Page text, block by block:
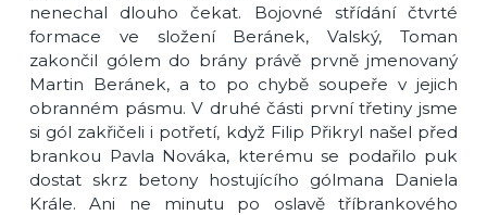
nenechal dlouho čekat. Bojovné střídání čtvrté
formace ve složení Beránek, Valský, Toman
zakončil gólem do brány právě prvně jmenovaný
Martin Beránek, a to po chybě soupeře v jejich
obranném pásmu. V druhé části první třetiny jsme
si gól zakřičeli i potřetí, když Filip Přikryl našel před
brankou Pavla Nováka, kterému se podařilo puk
dostat skrz betony hostujícího gólmana Daniela
Krále. Ani ne minutu po oslavě tříbrankového